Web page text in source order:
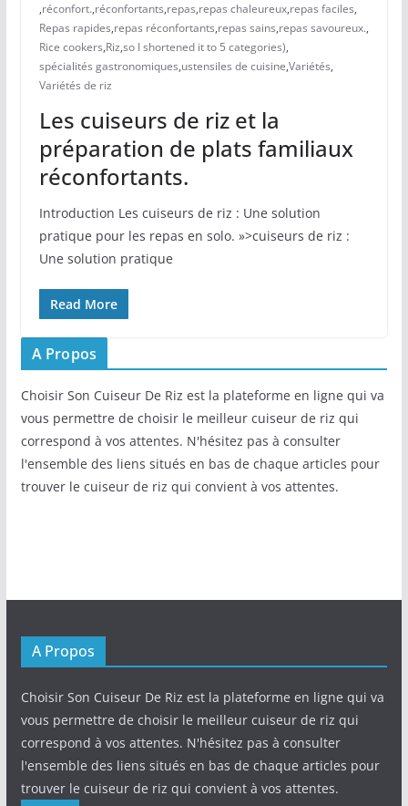
,réconfort.,réconfortants,repas,repas chaleureux,repas faciles,
Repas rapides,repas réconfortants,repas sains,repas savoureux.,
Rice cookers,Riz,so I shortened it to 5 categories),
spécialités gastronomiques,ustensiles de cuisine,Variétés,
Variétés de riz
Les cuiseurs de riz et la
préparation de plats familiaux
réconfortants.
Introduction Les cuiseurs de riz : Une solution
pratique pour les repas en solo. »>cuiseurs de riz :
Une solution pratique
Read More
A Propos
Choisir Son Cuiseur De Riz est la plateforme en ligne qui va
vous permettre de choisir le meilleur cuiseur de riz qui
correspond à vos attentes. N'hésitez pas à consulter
l'ensemble des liens situés en bas de chaque articles pour
trouver le cuiseur de riz qui convient à vos attentes.
A Propos
Choisir Son Cuiseur De Riz est la plateforme en ligne qui va
vous permettre de choisir le meilleur cuiseur de riz qui
correspond à vos attentes. N'hésitez pas à consulter
l'ensemble des liens situés en bas de chaque articles pour
trouver le cuiseur de riz qui convient à vos attentes.